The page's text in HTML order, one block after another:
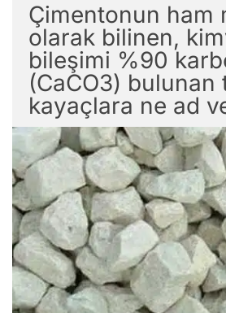
Çimentonun ham
olarak bilinen,
bileşimi %90
(CaCO3) bulunan
kayaçlara ne ad